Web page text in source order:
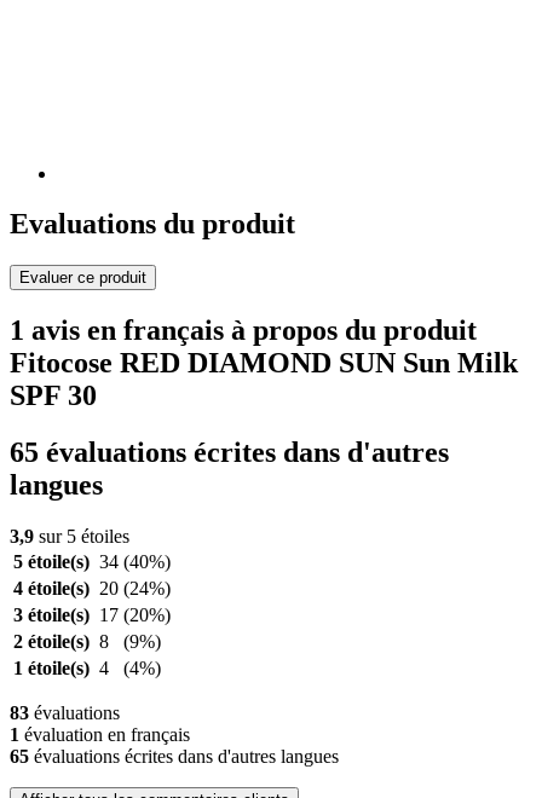
Evaluations du produit
Evaluer ce produit
1 avis en français à propos du produit
Fitocose RED DIAMOND SUN Sun Milk
SPF 30
65 évaluations écrites dans d'autres
langues
3,9 sur 5 étoiles
5 étoile(s) 34 (40%)
4 étoile(s) 20 (24%)
3 étoile(s) 17 (20%)
2 étoile(s) 8
(9%)
1 étoile(s) 4 (4%)
83 évaluations
1 évaluation en français
65 évaluations écrites dans d'autres langues